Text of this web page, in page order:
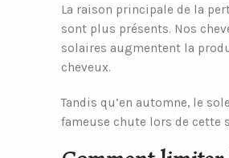
La raison principale de la
sont plus présents. Nos
solaires augmentent la
cheveux.
Tandis qu’en automne, le
fameuse chute lors de cette